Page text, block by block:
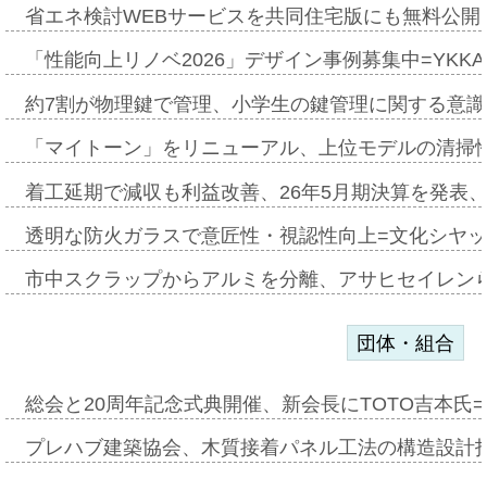
省エネ検討WEBサービスを共同住宅版にも無料公
「性能向上リノベ2026」デザイン事例募集中
約7割が物理鍵で管理、小学生の鍵管理に関する意
「マイトーン」をリニューアル、上位モデルの清
着工延期で減収も利益改善、26年5月期決算を発表
透明な防火ガラスで意匠性・視認性向上=文化シヤ
市中スクラップからアルミを分離、アサヒセイレ
団体・組合
総会と20周年記念式典開催、新会長にTOTO吉本氏
プレハブ建築協会、木質接着パネル工法の構造設